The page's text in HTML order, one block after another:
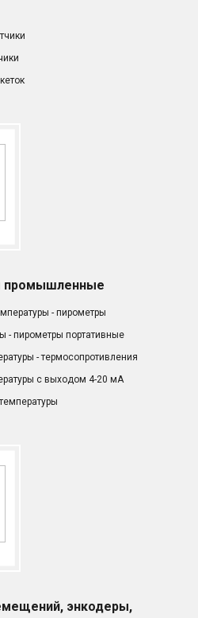
промышленные
- пирометры
- пирометры портативные
- термосопротивления
с выходом 4-20 мА
энкодеры,